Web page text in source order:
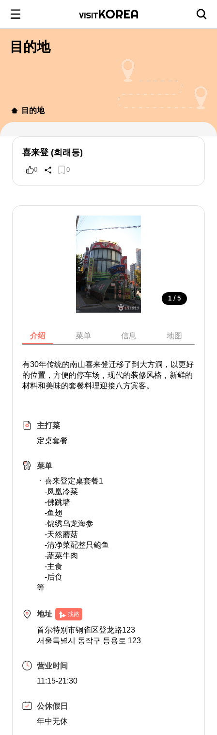
目的地
目的地
喜来登 (희래등)
0 0
1 / 5
介绍 菜单 信息 地图
有30年传统的南山喜来登迁移了到大方洞，以更好
的位置，方便的停车场，现代的装修风格，新鲜的
材料和美味的套餐料理迎接八方宾客。
主打菜
定桌套餐
菜单
ㆍ喜来登定桌套餐1
-凤凰冷菜
-佛跳墙
-鱼翅
-锦绣乌龙海参
-天然蘑菇
-清净菜配整只鲍鱼
-蔬菜牛肉
-主食
-后食
等
地址 找路
首尔特别市铜雀区登龙路123
서울특별시 동작구 등용로 123
营业时间
11:15-21:30
公休假日
年中无休